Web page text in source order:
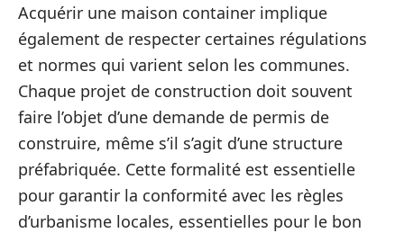
Acquérir une maison container implique
également de respecter certaines régulations
et normes qui varient selon les communes.
Chaque projet de construction doit souvent
faire l’objet d’une demande de permis de
construire, même s’il s’agit d’une structure
préfabriquée. Cette formalité est essentielle
pour garantir la conformité avec les règles
d’urbanisme locales, essentielles pour le bon